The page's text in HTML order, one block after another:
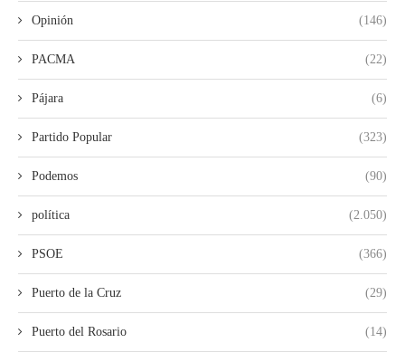
Opinión (146)
PACMA (22)
Pájara (6)
Partido Popular (323)
Podemos (90)
política (2.050)
PSOE (366)
Puerto de la Cruz (29)
Puerto del Rosario (14)